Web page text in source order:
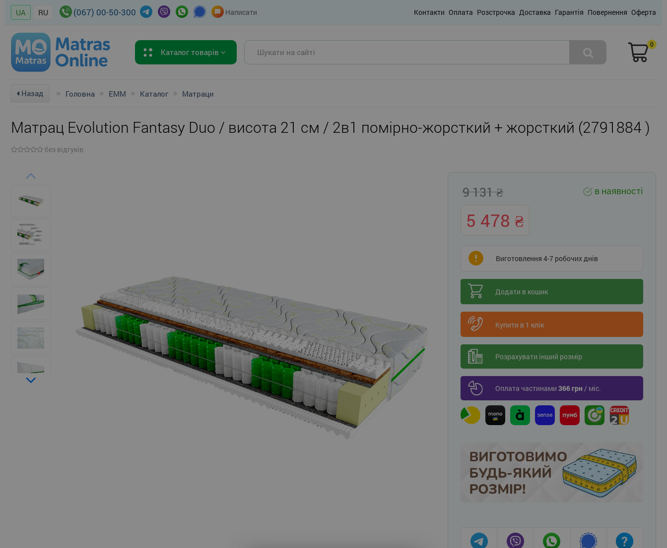
UA RU (067) 00-50-300 Написати Контакти Оплата Розстрочка Доставка Гарантія Повернення Оферта
Каталог товарів
0
Назад Головна EMM Каталог Матраци
Матрац Evolution Fantasy Duo / висота 21 см / 2в1 помірно-жорсткий + жорсткий (2791884 )
без відгуків
9 131
5 478
в наявності
Виготовлення 4-7 робочих днів
Додати в кошик
Купити в 1 клік
Розрахувати інший розмір
Оплата частинами 366 грн/ міс.